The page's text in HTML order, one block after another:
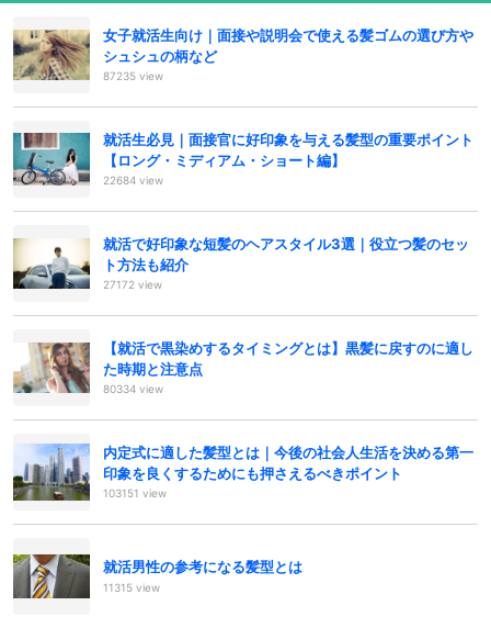
女子就活生向け｜面接や説明会で使える髪ゴムの選び方や
シュシュの柄など
87235 view
就活生必見｜面接官に好印象を与える髪型の重要ポイント
【ロング・ミディアム・ショート編】
22684 view
就活で好印象な短髪のヘアスタイル3選｜役立つ髪のセッ
ト方法も紹介
27172 view
【就活で黒染めするタイミングとは】黒髪に戻すのに適し
た時期と注意点
80334 view
内定式に適した髪型とは｜今後の社会人生活を決める第一
印象を良くするためにも押さえるべきポイント
103151 view
就活男性の参考になる髪型とは
11315 view